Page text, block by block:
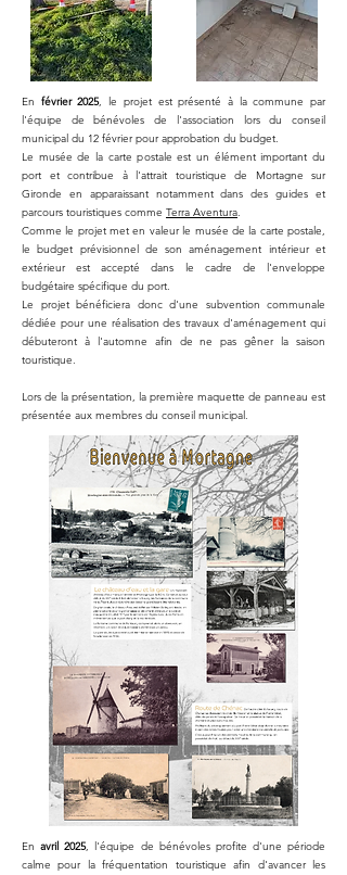
En février 2025, le projet est présenté à la commune par
l'équipe de bénévoles de l'association lors du conseil
municipal du 12 février pour approbation du budget.
Le musée de la carte postale est un élément important du
port et contribue à l'attrait touristique de Mortagne sur
Gironde en apparaissant notamment dans des guides et
parcours touristiques comme Terra Aventura.
Comme le projet met en valeur le musée de la carte postale,
le budget prévisionnel de son aménagement intérieur et
extérieur est accepté dans le cadre de l'enveloppe
budgétaire spécifique du port.
Le projet bénéficiera donc d'une subvention communale
dédiée pour une réalisation des travaux d'aménagement qui
débuteront à l'automne afin de ne pas gêner la saison
touristique.
Lors de la présentation, la première maquette de panneau est
présentée aux membres du conseil municipal.
Enavril 2025, l'équipe de bénévoles profite d'une période
calme pour la fréquentation touristique afin d'avancer les